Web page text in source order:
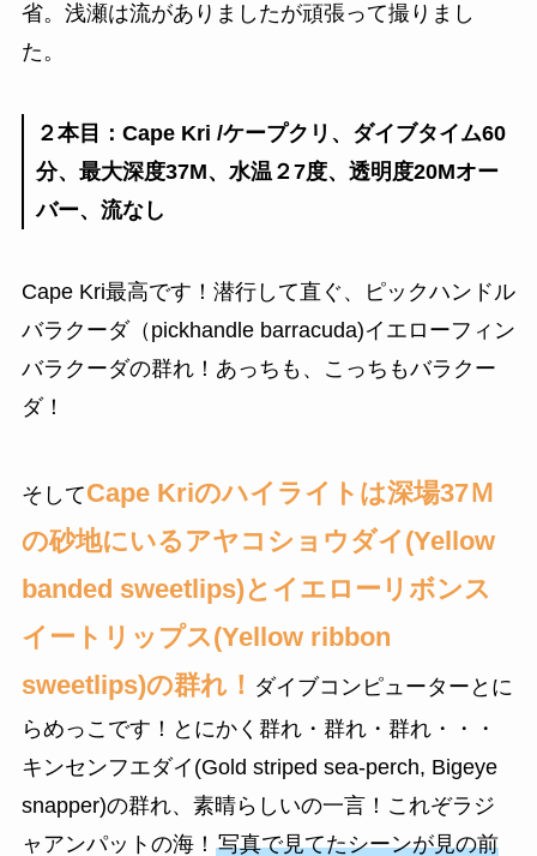
省。浅瀬は流がありましたが頑張って撮りまし
た。
２本目：Cape Kri /ケープクリ、ダイブタイム60
分、最大深度37M、水温２7度、透明度20Mオー
バー、流なし
Cape Kri最高です！潜行して直ぐ、ピックハンドル
バラクーダ（pickhandle barracuda)イエローフィン
バラクーダの群れ！あっちも、こっちもバラクー
ダ！
そしてCape Kriのハイライトは深場37Ｍ
の砂地にいるアヤコショウダイ(Yellow
banded sweetlips)とイエローリボンス
イートリップス(Yellow ribbon
sweetlips)の群れ！ ダイブコンピューターとに
らめっこです！とにかく群れ・群れ・群れ・・・
キンセンフエダイ(Gold striped sea-perch, Bigeye
snapper)の群れ、素晴らしいの一言！これぞラジ
ャアンパットの海！ 写真で見てたシーンが見の前